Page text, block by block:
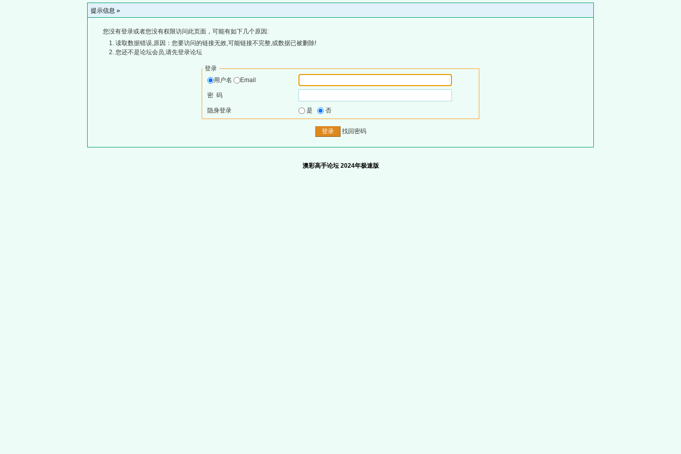
提示信息 »
您没有登录或者您没有权限访问此页面，可能有如下几个原因:
读取数据错误,原因：您要访问的链接无效,可能链接不完整,或数据已被删除!
您还不是论坛会员,请先登录论坛
登录
用户名
Email
密 码
隐身登录 是 否
找回密码
澳彩高手论坛 2024年极速版